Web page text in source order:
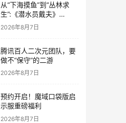
从“下海摸鱼”到“丛林求
生”:《潜水员戴夫》
DLC《丛林》移动端定档
8月14日
2026年8月7日
腾讯百人二次元团队，要
做不“保守”的二游
2026年8月7日
预约开启！魔域口袋版启
示服重磅福利
2026年8月7日